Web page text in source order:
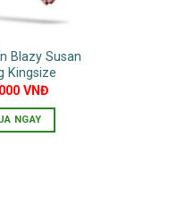
Blazy Susan
Kingsize
VNĐ
NGAY